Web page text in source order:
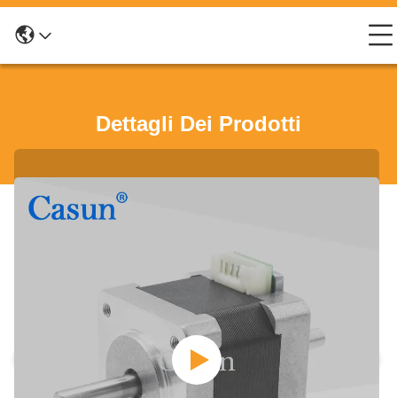
Dettagli Dei Prodotti